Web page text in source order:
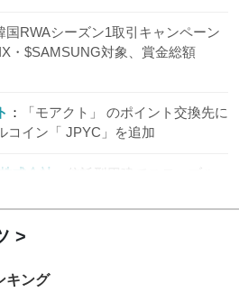
国RWAシーズン1取引キャンペーン
・$SAMSUNG対象、賞金総額
「モアクト」 のポイント交換先に
コイン「 JPYC」を追加
式会社
信託型円建てステーブル
キング